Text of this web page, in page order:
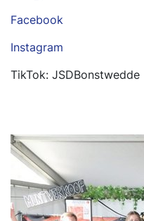
Facebook
Instagram
TikTok: JSDBonstwedde